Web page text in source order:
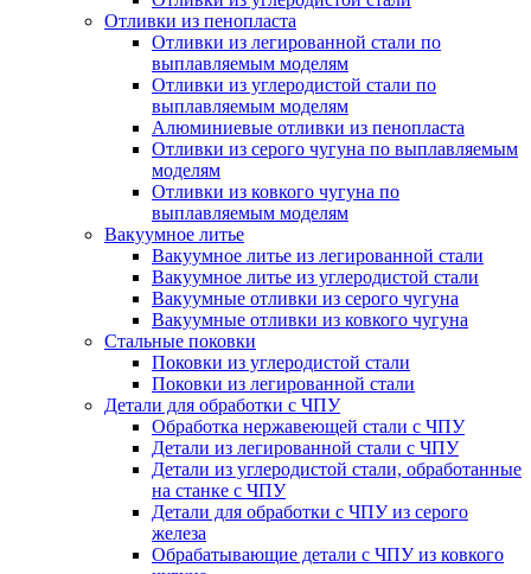
Отливки из пенопласта
Отливки из легированной стали по
выплавляемым моделям
Отливки из углеродистой стали по
выплавляемым моделям
Алюминиевые отливки из пенопласта
Отливки из серого чугуна по выплавляемым
моделям
Отливки из ковкого чугуна по
выплавляемым моделям
Вакуумное литье
Вакуумное литье из легированной стали
Вакуумное литье из углеродистой стали
Вакуумные отливки из серого чугуна
Вакуумные отливки из ковкого чугуна
Стальные поковки
Поковки из углеродистой стали
Поковки из легированной стали
Детали для обработки с ЧПУ
Обработка нержавеющей стали с ЧПУ
Детали из легированной стали с ЧПУ
Детали из углеродистой стали, обработанные
на станке с ЧПУ
Детали для обработки с ЧПУ из серого
железа
Обрабатывающие детали с ЧПУ из ковкого